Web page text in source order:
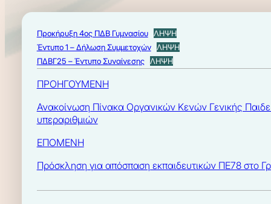
Προκήρυξη 4ος ΠΔΒ Γυμνασίου
ΛΗΨΗ
Έντυπο 1 – Δήλωση Συμμετοχών
ΛΗΨΗ
ΠΔΒΓ25 – Έντυπο Συναίνεσης
ΛΗΨΗ
ΠΡΟΗΓΟΥΜΕΝΗ
Ανακοίνωση Πίνακα Οργανικών Κενών Γενικής
υπεραριθμιών
ΕΠΟΜΕΝΗ
Πρόσκληση για απόσπαση εκπαιδευτικών ΠΕ78 στο